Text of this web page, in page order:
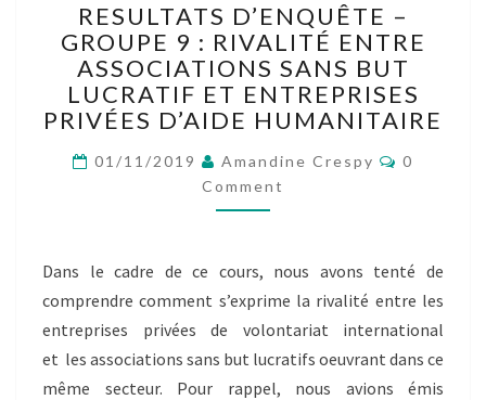
D’ENQUÊTE
–
GROUPE
9
:
RIVALITÉ
ENTRE
ASSOCIATIONS
SANS
ET
ENTREPRISES
PRIVÉES
D’AIDE
RESULTATS D’ENQUÊTE –
GROUPE 9 : RIVALITÉ ENTRE
ASSOCIATIONS SANS BUT
LUCRATIF ET ENTREPRISES
PRIVÉES D’AIDE HUMANITAIRE
01/11/2019 Amandine Crespy
0
Comment
Dans le cadre de ce cours, nous avons tenté de
comprendre comment s’exprime la rivalité entre les
entreprises privées de volontariat international
et les associations sans but lucratifs oeuvrant dans ce
même secteur. Pour rappel, nous avions émis